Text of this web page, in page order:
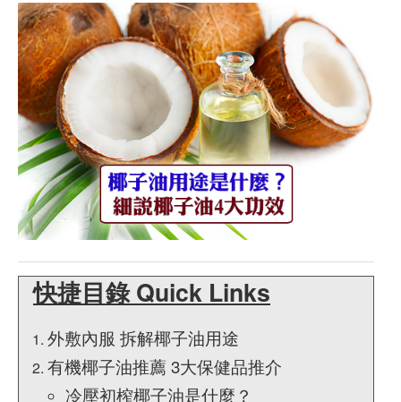
快捷目錄 Quick Links
外敷內服 拆解椰子油用途
有機椰子油推薦 3大保健品推介
冷壓初榨椰子油是什麼？